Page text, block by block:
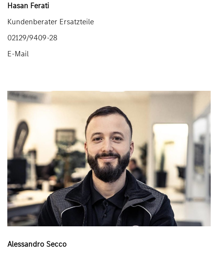
Hasan Ferati
Kundenberater Ersatzteile
02129/9409-28
E-Mail
Alessandro Secco